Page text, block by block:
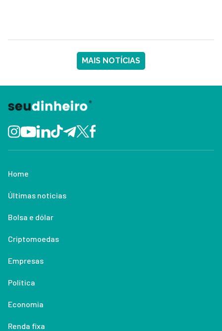
MAIS NOTÍCIAS
Home
Últimas notícias
Bolsa e dólar
Criptomoedas
Empresas
Política
Economia
Renda fixa